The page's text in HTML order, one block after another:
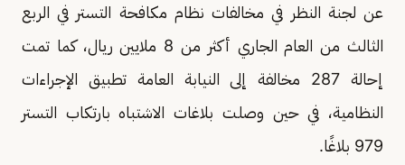
عن لجنة النظر في مخالفات نظام مكافحة التستر في الربع
الثالث من العام الجاري أكثر من 8 ملايين ريال، كما تمت
إحالة 287 مخالفة إلى النيابة العامة تطبيق الإجراءات
النظامية، في حين وصلت بلاغات الاشتباه بارتكاب التستر
979 بلاغًا.